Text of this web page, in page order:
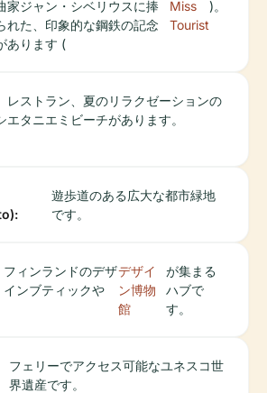
家ジャン・シベリウスに捧
れた、印象的な鋼鉄の記念
あります (
Miss
Tourist
)。
レストラン、夏のリラクゼーションの
エタニエミビーチがあります。
遊歩道のある広大な都市緑地
です。
フィンランドのデザ
インブティックや
デザイ
ン博物
館
が集まる
ハブで
す。
フェリーでアクセス可能なユネスコ世
界遺産です。